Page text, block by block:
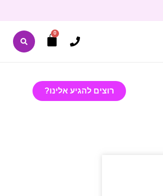
0
רוצים להגיע אלינו?